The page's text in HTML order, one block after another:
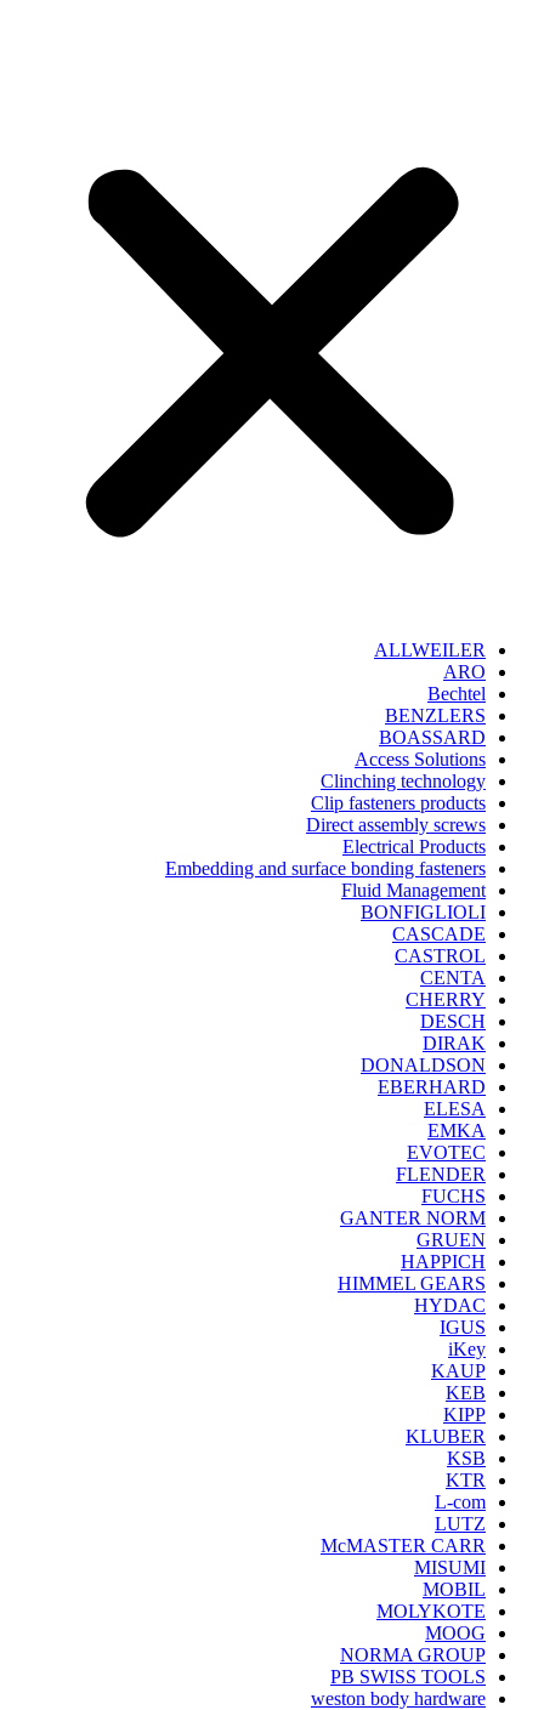
ALLWEILER
ARO
Bechtel
BENZLERS
BOASSARD
Access Solutions
Clinching technology
Clip fasteners products
Direct assembly screws
Electrical Products
Embedding and surface bonding fasteners
Fluid Management
BONFIGLIOLI
CASCADE
CASTROL
CENTA
CHERRY
DESCH
DIRAK
DONALDSON
EBERHARD
ELESA
EMKA
EVOTEC
FLENDER
FUCHS
GANTER NORM
GRUEN
HAPPICH
HIMMEL GEARS
HYDAC
IGUS
iKey
KAUP
KEB
KIPP
KLUBER
KSB
KTR
L-com
LUTZ
McMASTER CARR
MISUMI
MOBIL
MOLYKOTE
MOOG
NORMA GROUP
PB SWISS TOOLS
weston body hardware